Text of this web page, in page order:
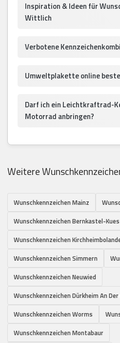
Inspiration & Ideen für
Wittlich
Verbotene
Umweltplakette online
Darf ich ein Leichtkraftrad-
Motorrad anbringen?
Weitere
Wunschkennzeichen Mainz
Wunschkennzeichen Bernkastel-Kues
Wunschkennzeichen
Wunschkennzeichen Simmern
Wunschkennzeichen Neuwied
Wunschkennzeichen Dürkheim An
Wunschkennzeichen Worms
Wunschkennzeichen Montabaur